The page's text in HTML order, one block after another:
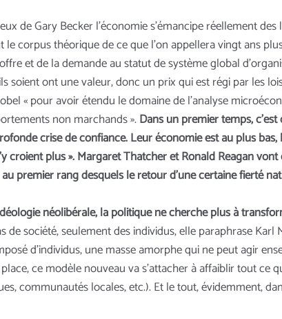
de Gary Becker l’économie s’émancipe réellement
corpus théorique de ce que l’on appellera vingt ans
et de la demande au statut de système global
soient ont une valeur, donc un prix qui est régi par les
« pour avoir étendu le domaine de l’analyse
non marchands ».Dans un premier temps, c’est
crise de confiance. Leur économie est au plus bas,
croient plus». Margaret Thatcher et Ronald Reagan vont
premier rang desquels le retour d’une certaine fierté
néolibérale, la politique ne cherche plus à
société, seulement des individus, elle paraphrase Karl
d’individus, une masse amorphe qui ne peut agir
ce modèle nouveau va s’attacher à affaiblir tout ce
communautés locales, etc.). Et le tout, évidemment,